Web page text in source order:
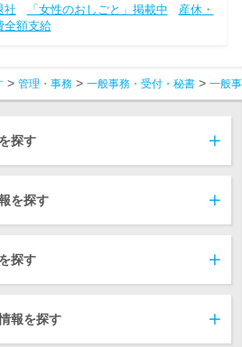
社 「女性のおしごと」掲載中
産休・
全額支給
管理・事務 一般事務・受付・秘書 一般
探す
を探す
探す
報を探す